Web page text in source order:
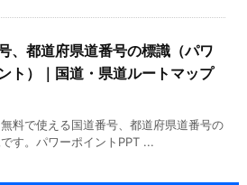
、都道府県道番号の標識（パワ
ト）｜国道・県道ルートマップ
料で使える国道番号、都道府県道番号の
す。パワーポイントPPT ...